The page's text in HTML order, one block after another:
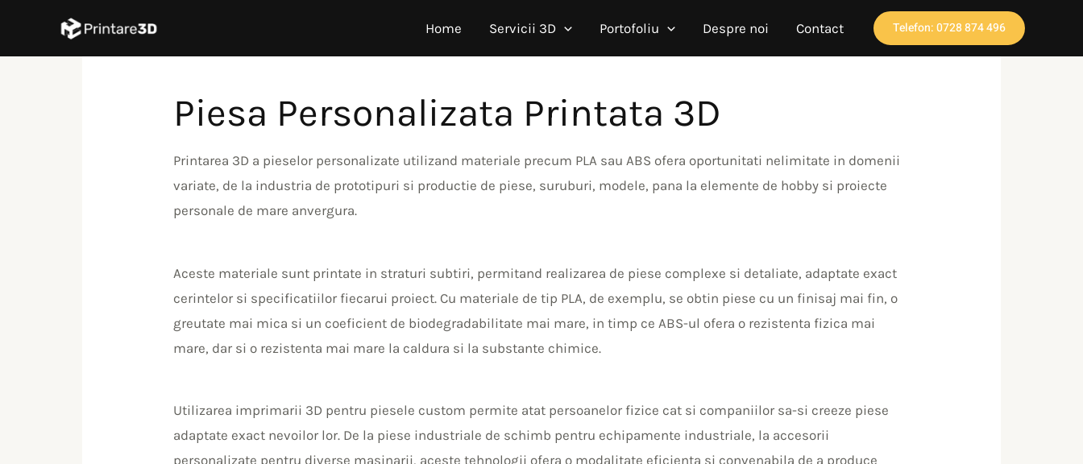
content
Home Servicii 3D Portofoliu Despre noi Contact Telefon: 0728 874 496
Piesa Personalizata Printata 3D
Printarea 3D a pieselor personalizate utilizand materiale precum PLA sau ABS ofera oportunitati nelimitate in domenii
variate, de la industria de prototipuri si productie de piese, suruburi, modele, pana la elemente de hobby si proiecte
personale de mare anvergura.
Aceste materiale sunt printate in straturi subtiri, permitand realizarea de piese complexe si detaliate, adaptate exact
cerintelor si specificatiilor fiecarui proiect. Cu materiale de tip PLA, de exemplu, se obtin piese cu un finisaj mai fin, o
greutate mai mica si un coeficient de biodegradabilitate mai mare, in timp ce ABS-ul ofera o rezistenta fizica mai
mare, dar si o rezistenta mai mare la caldura si la substante chimice.
Utilizarea imprimarii 3D pentru piesele custom permite atat persoanelor fizice cat si companiilor sa-si creeze piese
adaptate exact nevoilor lor. De la piese industriale de schimb pentru echipamente industriale, la accesorii
personalizate pentru diverse masinarii, aceste tehnologii ofera o modalitate eficienta si convenabila de a produce
navigation